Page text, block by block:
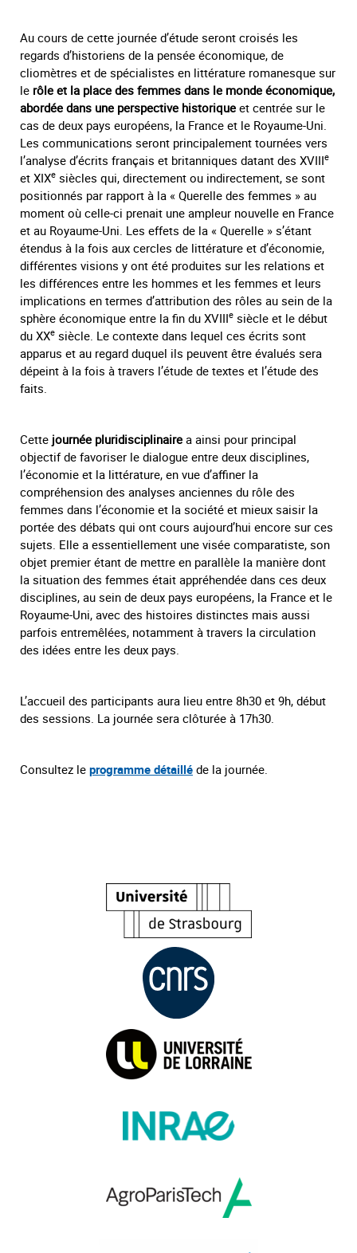
Au cours de cette journée d’étude seront croisés les
regards d’historiens de la pensée économique, de
cliomètres et de spécialistes en littérature romanesque sur
le rôle et la place des femmes dans le monde économique,
abordée dans une perspective historique et centrée sur le
cas de deux pays européens, la France et le Royaume-Uni.
Les communications seront principalement tournées vers
l’analyse d’écrits français et britanniques datant des XVIIIe
et XIXe siècles qui, directement ou indirectement, se sont
positionnés par rapport à la « Querelle des femmes » au
moment où celle-ci prenait une ampleur nouvelle en France
et au Royaume-Uni. Les effets de la « Querelle » s’étant
étendus à la fois aux cercles de littérature et d’économie,
différentes visions y ont été produites sur les relations et
les différences entre les hommes et les femmes et leurs
implications en termes d’attribution des rôles au sein de la
sphère économique entre la fin du XVIIIe siècle et le début
du XXe siècle. Le contexte dans lequel ces écrits sont
apparus et au regard duquel ils peuvent être évalués sera
dépeint à la fois à travers l’étude de textes et l’étude des
faits.
Cette journée pluridisciplinaire a ainsi pour principal
objectif de favoriser le dialogue entre deux disciplines,
l’économie et la littérature, en vue d’affiner la
compréhension des analyses anciennes du rôle des
femmes dans l’économie et la société et mieux saisir la
portée des débats qui ont cours aujourd’hui encore sur ces
sujets. Elle a essentiellement une visée comparatiste, son
objet premier étant de mettre en parallèle la manière dont
la situation des femmes était appréhendée dans ces deux
disciplines, au sein de deux pays européens, la France et le
Royaume-Uni, avec des histoires distinctes mais aussi
parfois entremêlées, notamment à travers la circulation
des idées entre les deux pays.
L’accueil des participants aura lieu entre 8h30 et 9h, début
des sessions. La journée sera clôturée à 17h30.
Consultez le programme détaillé de la journée.